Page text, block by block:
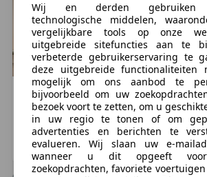
Bij zowel inkoop als inruil bieden wij
voor uw motor en zorgen voor
vanzelfsprekend ook voor de
kenteken!
Mocht de aanschafprijs of het bij te
(net) te hoog zijn voor uw budget?
meer dan normaal om het u
het totaalbedrag of restbedrag in
betalen.
Royal EnfieldClassic 350
€ 6.549 1
0 km, 01/2026
AMSTERDAM, NL
Royal
€ 6.549
0 km, 01/
Wij en derden gebruiken
technologische middelen,
vergelijkbare tools op onze
uitgebreide sitefuncties aan te
verbeterde gebruikerservaring te
deze uitgebreide functionaliteiten
mogelijk om ons aanbod te
bijvoorbeeld om uw
bezoek voort te zetten, om u
in uw regio te tonen of om
advertenties en berichten te
evalueren. Wij slaan uw e-
wanneer u dit opgeeft voor
zoekopdrachten, favoriete